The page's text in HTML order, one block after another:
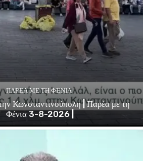
ΠΑΡΈΑ ΜΕ ΤΗ ΦΈΝΙΑ
Κωνσταντινούπολη | Παρέα με τη
Φένια 3-8-2026 |